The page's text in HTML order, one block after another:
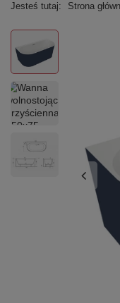
Jesteś tutaj: Strona